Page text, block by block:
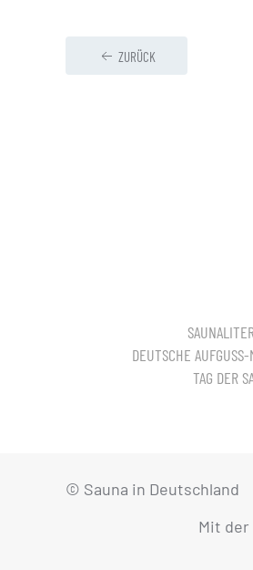
Mit
ZURÜCK
DEUTSCHE
TAG DER
© Sauna in Deutschland